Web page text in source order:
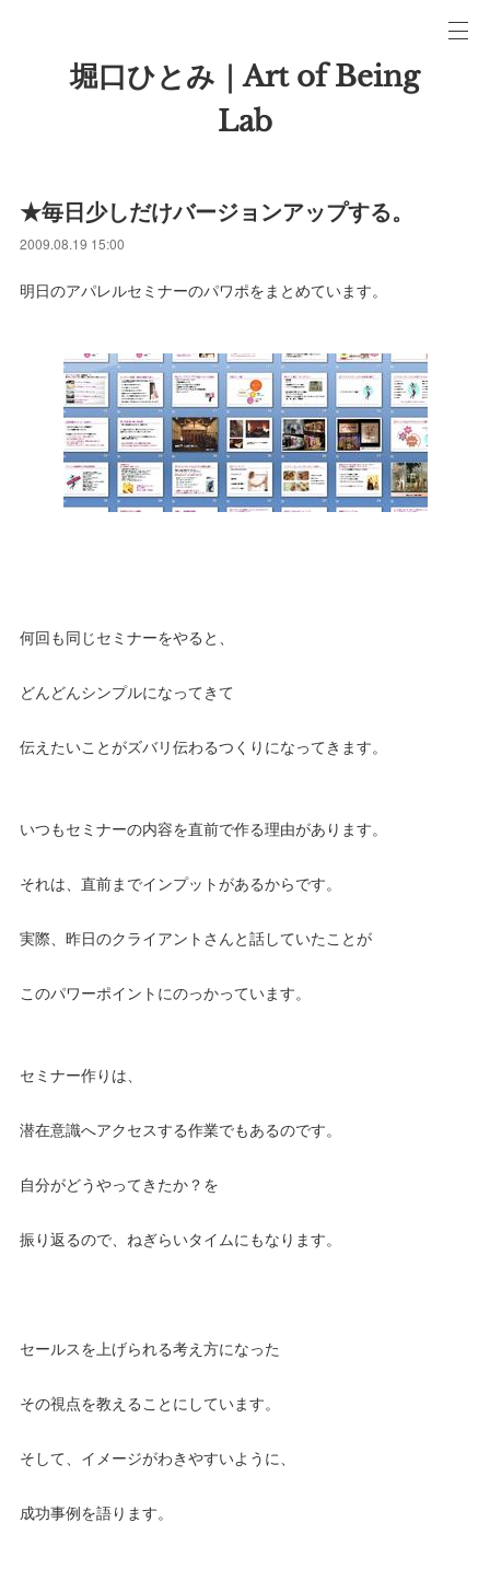
堀口ひとみ｜Art of Being
Lab
★毎日少しだけバージョンアップする。
2009.08.19 15:00
明日のアパレルセミナーのパワポをまとめています。
何回も同じセミナーをやると、
どんどんシンプルになってきて
伝えたいことがズバリ伝わるつくりになってきます。
いつもセミナーの内容を直前で作る理由があります。
それは、直前までインプットがあるからです。
実際、昨日のクライアントさんと話していたことが
このパワーポイントにのっかっています。
セミナー作りは、
潜在意識へアクセスする作業でもあるのです。
自分がどうやってきたか？を
振り返るので、ねぎらいタイムにもなります。
セールスを上げられる考え方になった
その視点を教えることにしています。
そして、イメージがわきやすいように、
成功事例を語ります。